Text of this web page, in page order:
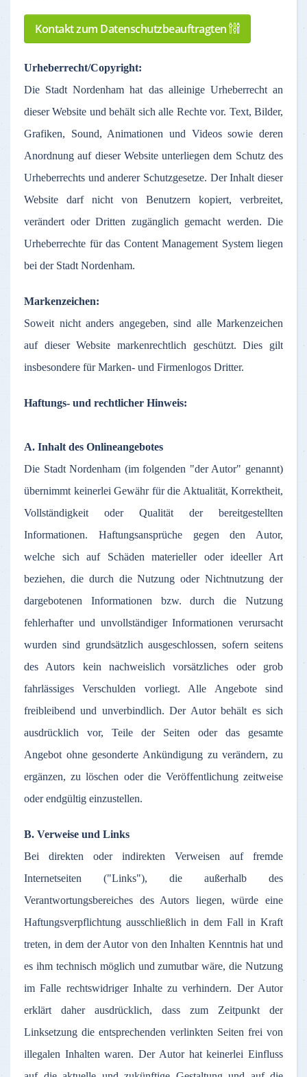
Kontakt zum Datenschutzbeauftragten
Urheberrecht/Copyright:
Die StadtNordenham hat das alleinige Urheberrechtan
dieserWebsite undbehält sich alle Rechte vor. Text,Bilder,
Grafiken, Sound, Animationen und Videossowie deren
Anordnung auf dieserWebsiteunterliegen dem Schutzdes
Urheberrechts undanderer Schutzgesetze. Der Inhalt dieser
Website darf nicht von Benutzern kopiert, verbreitet,
verändert oder Dritten zugänglich gemacht werden. Die
Urheberrechte für das Content Management System liegen
bei der Stadt Nordenham.
Markenzeichen:
Soweit nicht anders angegeben, sind alle Markenzeichen
auf dieserWebsitemarkenrechtlich geschützt. Dies gilt
insbesondere für Marken- und Firmenlogos Dritter.
Haftungs- und rechtlicher Hinweis:
A. Inhalt des Onlineangebotes
Die Stadt Nordenham (im folgenden "der Autor" genannt)
übernimmt keinerlei Gewähr fürdie Aktualität, Korrektheit,
Vollständigkeit
oder Qualität der
bereitgestellten
Informationen. Haftungsansprüche gegen den Autor,
welche
sich auf Schäden materieller oder ideellerArt
beziehen, die durch dieNutzung oder Nichtnutzung der
dargebotenen
Informationen bzw.durch dieNutzung
fehlerhafterund unvollständiger Informationen verursacht
wurden sind grundsätzlich ausgeschlossen,sofern seitens
des Autors kein nachweislich vorsätzliches oder
grob
fahrlässiges
Verschulden vorliegt. Alle Angebote
sind
freibleibend und unverbindlich.Der Autor behält es sich
ausdrücklich
vor, Teile der Seiten oder das
gesamte
Angebot ohne gesonderte Ankündigung zu verändern,zu
ergänzen,zu löschen oderdie Veröffentlichung zeitweise
oder endgültig einzustellen.
B. Verweise und Links
Bei
direkten oder indirekten Verweisen auf
fremde
Internetseiten ("Links"), die außerhalb des
Verantwortungsbereiches des Autors liegen,würde eine
Haftungsverpflichtung ausschließlich indem Fall in Kraft
treten, indem der Autorvon denInhalten Kenntnishat und
es ihm technisch möglich undzumutbar wäre, die Nutzung
im Falle rechtswidriger Inhalte zu verhindern. Der Autor
erklärt
daher ausdrücklich, dass zum Zeitpunkt
der
Linksetzung die entsprechenden verlinkten Seiten frei von
illegalen Inhalten waren.Der Autorhatkeinerlei Einfluss